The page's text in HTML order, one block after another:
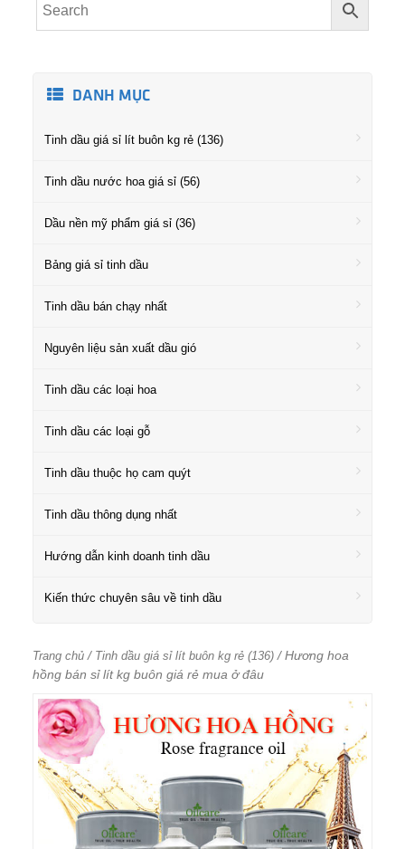
DANH MỤC
Tinh dầu giá sỉ lít buôn kg rẻ (136)
Tinh dầu nước hoa giá sỉ (56)
Dầu nền mỹ phẩm giá sỉ (36)
Bảng giá sỉ tinh dầu
Tinh dầu bán chạy nhất
Nguyên liệu sản xuất dầu gió
Tinh dầu các loại hoa
Tinh dầu các loại gỗ
Tinh dầu thuộc họ cam quýt
Tinh dầu thông dụng nhất
Hướng dẫn kinh doanh tinh dầu
Kiến thức chuyên sâu về tinh dầu
Trang chủ / Tinh dầu giá sỉ lít buôn kg rẻ (136) / Hương hoa
hồng bán sỉ lít kg buôn giá rẻ mua ở đâu